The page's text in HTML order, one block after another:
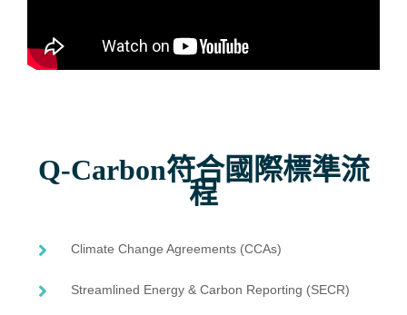
Q-Carbon符合國際標準流
程
Climate Change Agreements (CCAs)
Streamlined Energy & Carbon Reporting (SECR)